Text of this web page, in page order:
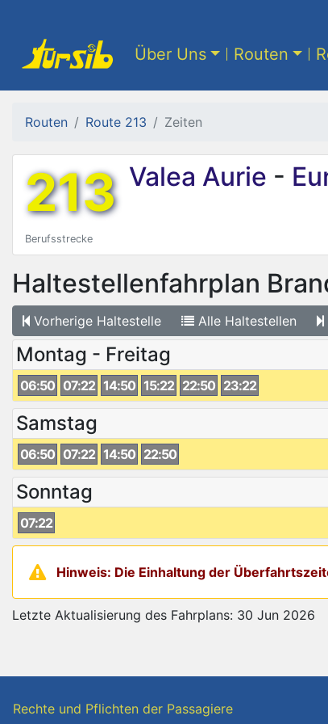
Über Uns Routen
Routen Route 213 Zeiten
213 Valea Aurie -
Berufsstrecke
Haltestellenfahrplan
Vorherige Haltestelle Alle Haltestellen
Montag - Freitag
06:50 07:22 14:50 15:22 22:50 23:22
Samstag
06:50 07:22 14:50 22:50
Sonntag
07:22
Hinweis: Die Einhaltung der
Letzte Aktualisierung des Fahrplans: 30 Jun 2026
Rechte und Pflichten der Passagiere